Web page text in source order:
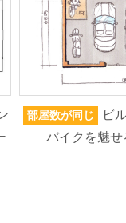
部屋数が同じ
ビ
バイクを魅